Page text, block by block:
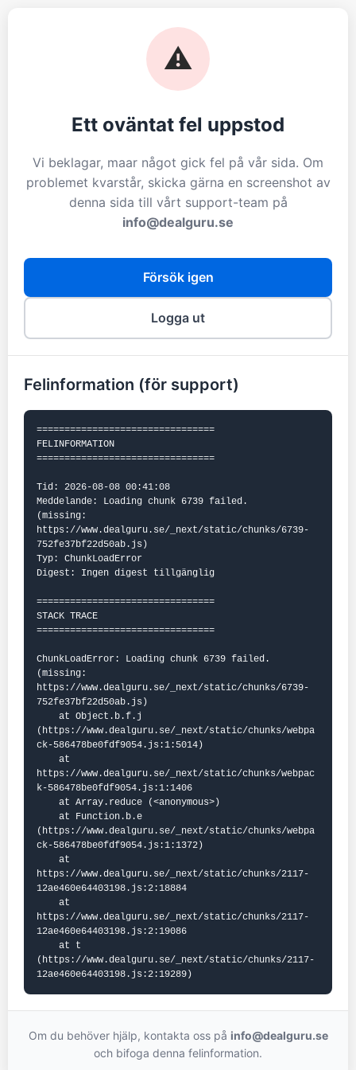
⚠️
Ett oväntat fel uppstod
Vi beklagar, maar något gick fel på vår sida. Om
problemet kvarstår, skicka gärna en screenshot av
denna sida till vårt support-team på
info@dealguru.se
Försök igen
Logga ut
Felinformation (för support)
================================
FELINFORMATION
================================
Tid: 2026-08-08 00:41:08
Meddelande: Loading chunk 6739 failed.
(missing:
https://www.dealguru.se/_next/static/chunks/6739-
752fe37bf22d50ab.js)
Typ: ChunkLoadError
Digest: Ingen digest tillgänglig
================================
STACK TRACE
================================
ChunkLoadError: Loading chunk 6739 failed.
(missing:
https://www.dealguru.se/_next/static/chunks/6739-
752fe37bf22d50ab.js)
(https://www.dealguru.se/_next/static/chunks/webpa
ck-586478be0fdf9054.js:1:5014)
https://www.dealguru.se/_next/static/chunks/webpac
k-586478be0fdf9054.js:1:1406
(https://www.dealguru.se/_next/static/chunks/webpa
ck-586478be0fdf9054.js:1:1372)
https://www.dealguru.se/_next/static/chunks/2117-
12ae460e64403198.js:2:18884
https://www.dealguru.se/_next/static/chunks/2117-
12ae460e64403198.js:2:19086
(https://www.dealguru.se/_next/static/chunks/2117-
12ae460e64403198.js:2:19289)
Om du behöver hjälp, kontakta oss på info@dealguru.se
och bifoga denna felinformation.